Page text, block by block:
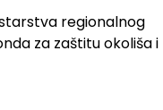
regionalnog
za zaštitu okoliša i